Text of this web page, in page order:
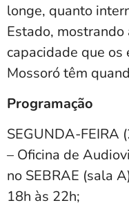
longe, quanto
Estado, mostrando
capacidade que
Mossoró têm
Programação
SEGUNDA-FEIRA
– Oficina de
no SEBRAE (sala
18h às 22h;